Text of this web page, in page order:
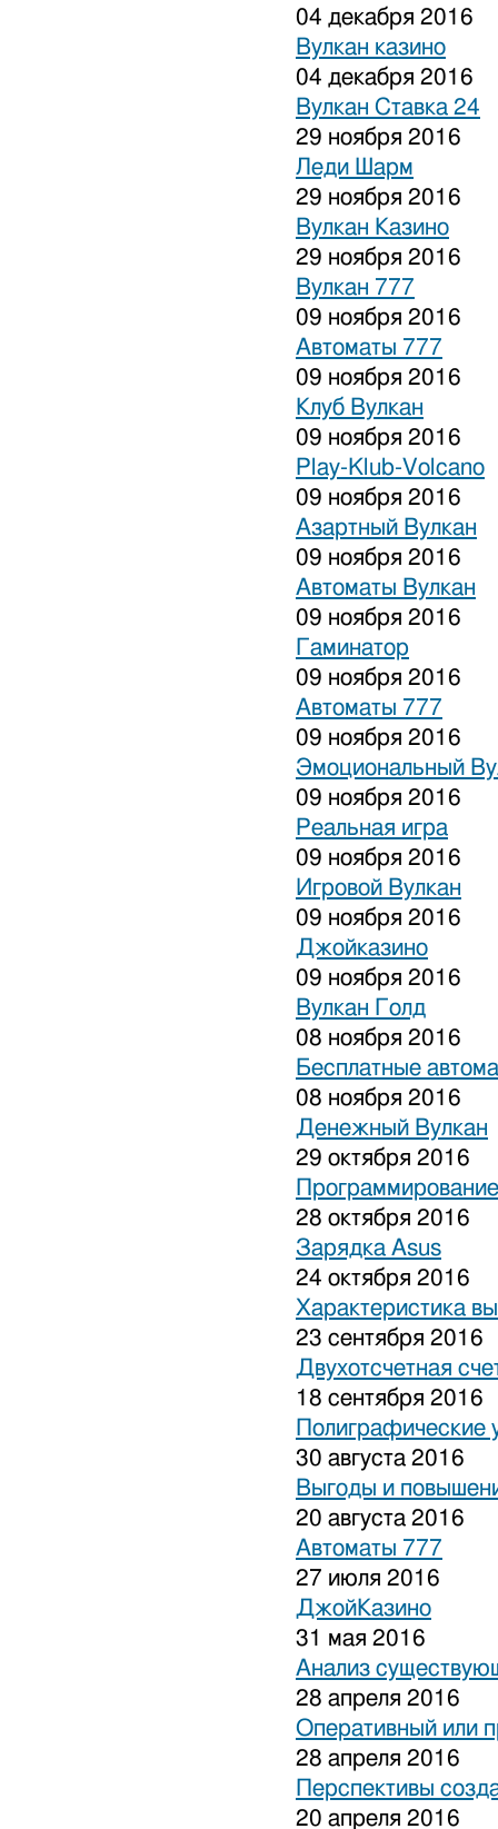
04 декабря 2016
Вулкан казино
04 декабря 2016
Вулкан Ставка 24
29 ноября 2016
Леди Шарм
29 ноября 2016
Вулкан Казино
29 ноября 2016
Вулкан 777
09 ноября 2016
Автоматы 777
09 ноября 2016
Клуб Вулкан
09 ноября 2016
Play-Klub-Volcano
09 ноября 2016
Азартный Вулкан
09 ноября 2016
Автоматы Вулкан
09 ноября 2016
Гаминатор
09 ноября 2016
Автоматы 777
09 ноября 2016
Эмоциональный
09 ноября 2016
Реальная игра
09 ноября 2016
Игровой Вулкан
09 ноября 2016
Джойказино
09 ноября 2016
Вулкан Голд
08 ноября 2016
Бесплатные
08 ноября 2016
Денежный Вулкан
29 октября 2016
28 октября 2016
Зарядка Asus
24 октября 2016
Характеристика
23 сентября 2016
Двухотсчетная
18 сентября 2016
Полиграфические
30 августа 2016
Выгоды и
20 августа 2016
Автоматы 777
27 июля 2016
ДжойКазино
31 мая 2016
Анализ
28 апреля 2016
Оперативный или
28 апреля 2016
Перспективы
20 апреля 2016